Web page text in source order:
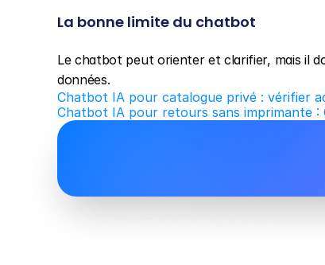
La bonne limite du chatbot
Le chatbot peut orienter et clarifier, mais il
données.
Chatbot IA pour catalogue privé : vérifier
Chatbot IA pour retours sans imprimante :